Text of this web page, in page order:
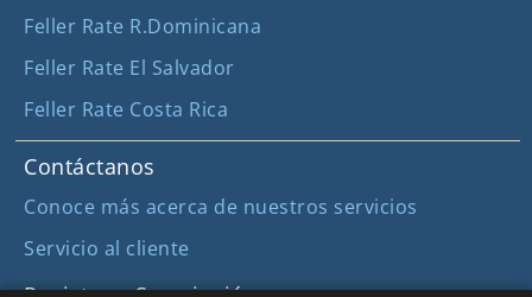
Feller Rate R.Dominicana
Feller Rate El Salvador
Feller Rate Costa Rica
Contáctanos
Conoce más acerca de nuestros servicios
Servicio al cliente